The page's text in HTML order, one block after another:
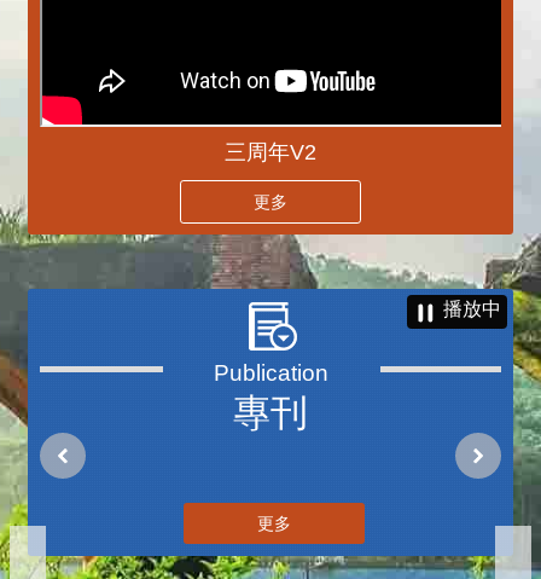
三周年V2
更多
專刊
播放中